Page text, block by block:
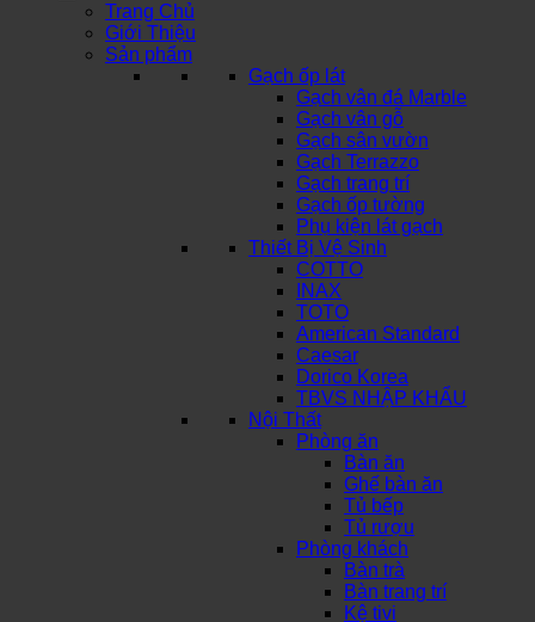
Trang Chủ
Giới Thiệu
Sản phẩm
Gạch ốp lát
Gạch vân đá Marble
Gạch vân gỗ
Gạch sân vườn
Gạch Terrazzo
Gạch trang trí
Gạch ốp tường
Phụ kiện lát gạch
Thiết Bị Vệ Sinh
COTTO
INAX
TOTO
American Standard
Caesar
Dorico Korea
TBVS NHẬP KHẨU
Nội Thất
Phòng ăn
Bàn ăn
Ghế bàn ăn
Tủ bếp
Tủ rượu
Phòng khách
Bàn trà
Bàn trang trí
Kệ tivi